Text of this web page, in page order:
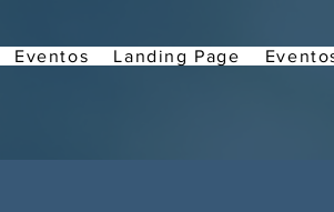
Eventos Landing Page